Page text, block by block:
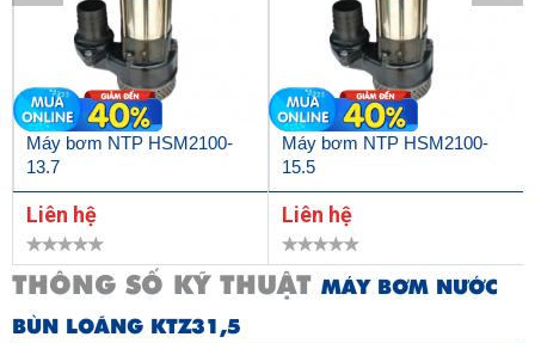
Máy bơm NTP HSM2100-
13.7
Liên hệ
Máy bơm NTP HSM2100-
15.5
Liên hệ
THÔNG SỐ KỸ THUẬT MÁY BƠM NƯỚC
BÙN LOÃNG KTZ31,5